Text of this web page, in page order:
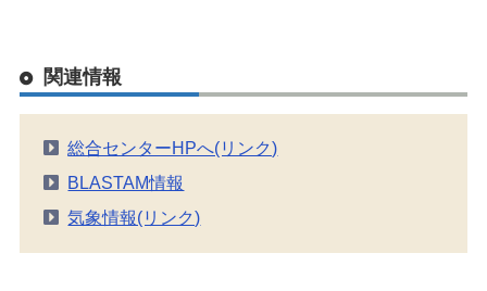
関連情報
総合センターHPへ(リンク)
BLASTAM情報
気象情報(リンク)